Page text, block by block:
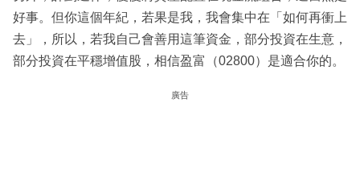
好事。但你這個年紀，若果是我，我會集中在「如何再衝上
去」，所以，若我自己會善用這筆資金，部分投資在生意，
部分投資在平穩增值股，相信盈富（02800）是適合你的。
廣告